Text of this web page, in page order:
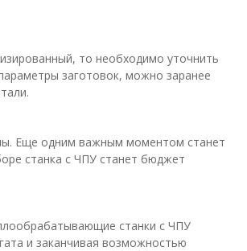
то необходимо уточнить
заготовок, можно заранее
Еще одним важным моментом станет
станка с ЧПУ станет бюджет
станки с ЧПУ
и заканчивая возможностью